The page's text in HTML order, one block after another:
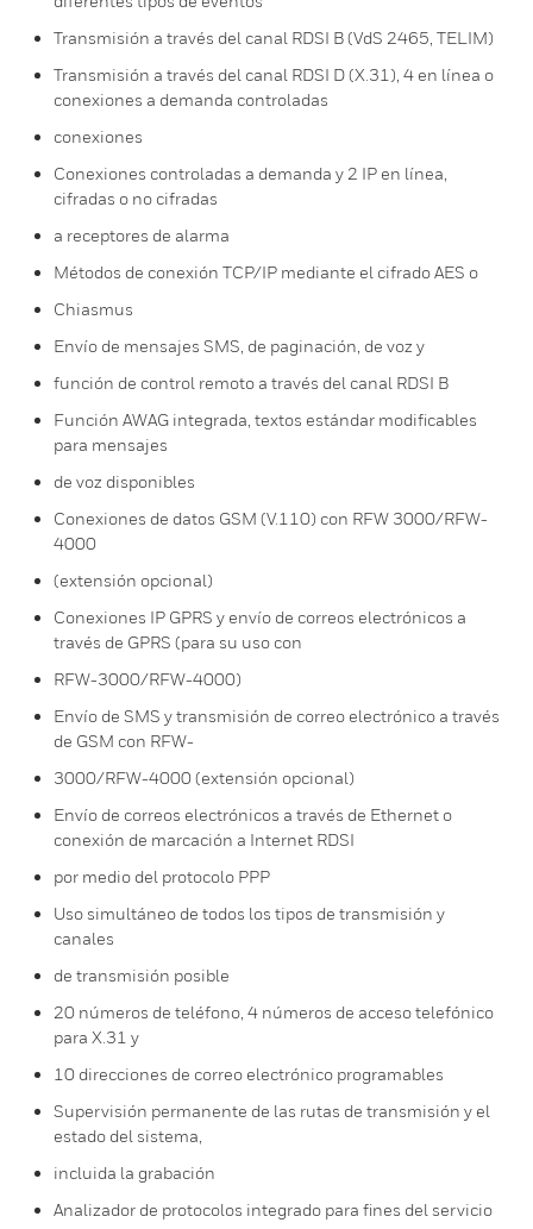
Transmisión a través del canal RDSI B (VdS 2465, TELIM)
Transmisión a través del canal RDSI D (X.31), 4 en línea o
conexiones a demanda controladas
conexiones
Conexiones controladas a demanda y 2 IP en línea,
cifradas o no cifradas
a receptores de alarma
Métodos de conexión TCP/IP mediante el cifrado AES o
Chiasmus
Envío de mensajes SMS, de paginación, de voz y
función de control remoto a través del canal RDSI B
Función AWAG integrada, textos estándar modificables
para mensajes
de voz disponibles
Conexiones de datos GSM (V.110) con RFW 3000/RFW-
4000
(extensión opcional)
Conexiones IP GPRS y envío de correos electrónicos a
través de GPRS (para su uso con
RFW-3000/RFW-4000)
Envío de SMS y transmisión de correo electrónico a través
de GSM con RFW-
3000/RFW-4000 (extensión opcional)
Envío de correos electrónicos a través de Ethernet o
conexión de marcación a Internet RDSI
por medio del protocolo PPP
Uso simultáneo de todos los tipos de transmisión y
canales
de transmisión posible
20 números de teléfono, 4 números de acceso telefónico
para X.31 y
10 direcciones de correo electrónico programables
Supervisión permanente de las rutas de transmisión y el
estado del sistema,
incluida la grabación
Analizador de protocolos integrado para fines del servicio